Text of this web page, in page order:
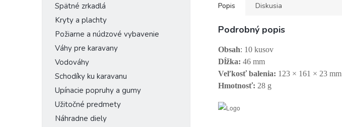
Spätné zrkadlá
Kryty a plachty
Požiarne a núdzové vybavenie
Váhy pre karavany
Vodováhy
Schodíky ku karavanu
Upínacie popruhy a gumy
Užitočné predmety
Náhradne diely
Popis Diskusia
Podrobný popis
Obsah: 10 kusov
Dĺžka: 46 mm
Veľkosť balenia: 123 × 161 × 23 mm
Hmotnosť: 28 g